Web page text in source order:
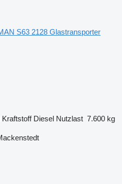
S63 2128 Glastransporter
Kraftstoff Diesel Nutzlast 7.600 kg